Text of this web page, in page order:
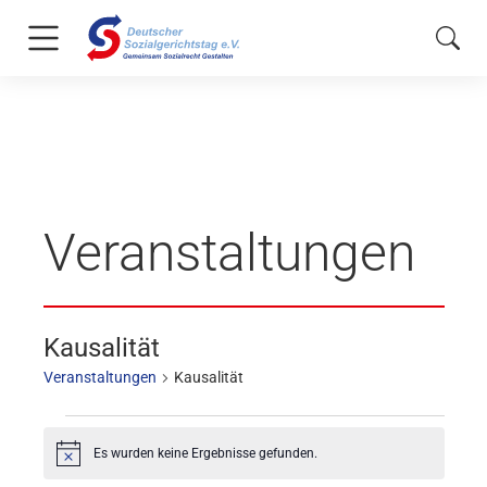
Veranstaltungen
Kausalität
Veranstaltungen Kausalität
HinweisEs wurden keine Ergebnisse gefunden.